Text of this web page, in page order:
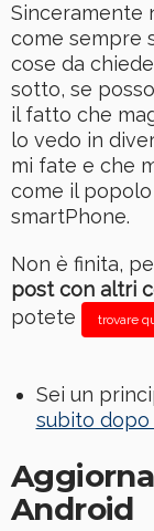
Sinceramente
come sempre
cose da
sotto, se
il fatto che
lo vedo in
mi fate e che
come il
smartPhone.
Non è finita,
post con altri
potete
trovare
Sei un
subito
Android